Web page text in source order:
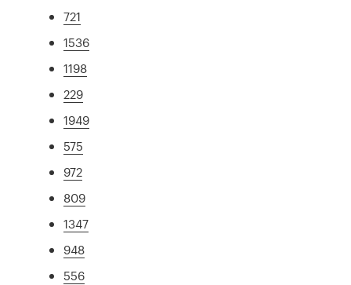
721
1536
1198
229
1949
575
972
809
1347
948
556